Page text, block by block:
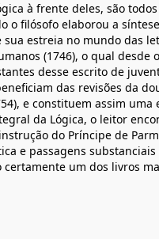
à frente deles, são
o filósofo elaborou a
estreia no mundo das
(1746), o qual desde
desse escrito de
das revisões da
e constituem assim uma
da Lógica, o leitor
do Príncipe de
e passagens
um dos livros